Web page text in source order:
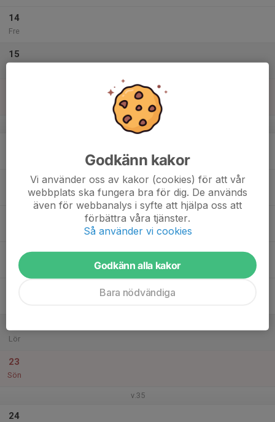
14
Fre
15
v.34
Tor
Lör
23
Sön
v.35
24
Godkänn kakor
Vi använder oss av kakor (cookies) för att vår
webbplats ska fungera bra för dig. De används
även för webbanalys i syfte att hjälpa oss att
förbättra våra tjänster.
Så använder vi cookies
Godkänn alla kakor
Bara nödvändiga